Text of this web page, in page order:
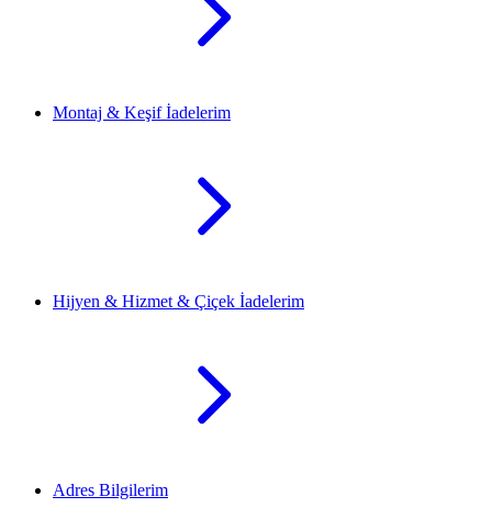
Montaj & Keşif İadelerim
Hijyen & Hizmet & Çiçek İadelerim
Adres Bilgilerim